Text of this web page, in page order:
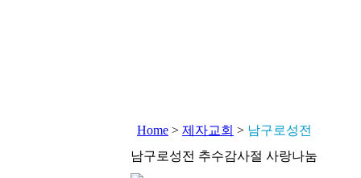
Home > 제자교회 > 남구로성전
남구로성전 추수감사절 사랑나눔